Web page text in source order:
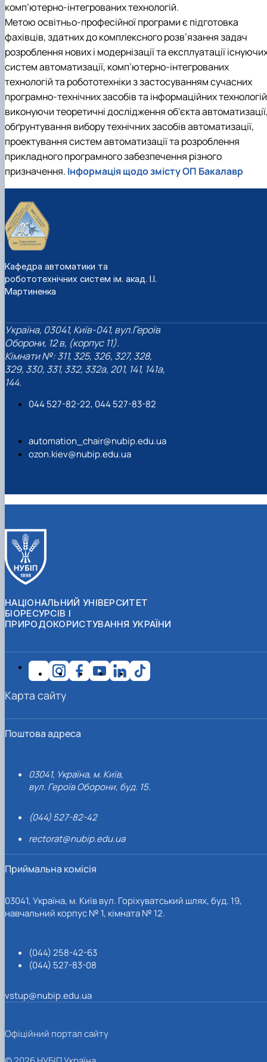
комп’ютерно-інтегрованих технологій.
Метою освітньо-професійної програми є підготовка
фахівців, здатних до комплексного розв’язання задач
розроблення нових і модернізації та експлуатації
систем автоматизації, комп’ютерно-інтегрованих
технологій та робототехніки з застосуванням сучасних
програмно-технічних засобів та інформаційних
виконуючи теоретичні дослідження об’єкта
обґрунтування вибору технічних засобів автоматизації,
проектування систем автоматизації та розроблення
прикладного програмного забезпечення різного
призначення. Інформація щодо змісту ОП Бакалавр
Кафедра автоматики та
робототехнічних систем ім. акад. І.І.
Мартиненка
Україна, 03041, Київ-041, вул.Героїв
Оборони, 12 в, (корпус 11).
Кімнати №: 311, 325, 326, 327, 328,
329, 330, 331, 332, 332а, 201, 141, 141а,
144.
044 527-82-22, 044 527-83-82
automation_chair@nubip.edu.ua
ozon.kiev@nubip.edu.ua
НАЦІОНАЛЬНИЙ УНІВЕРСИТЕТ
БІОРЕСУРСІВ І
ПРИРОДОКОРИСТУВАННЯ УКРАЇНИ
Поштова адреса
03041, Україна, м. Київ,
вул. Героїв Оборони, буд. 15.
(044) 527-82-42
rectorat@nubip.edu.ua
Приймальна комісія
03041, Україна, м. Київ вул. Горіхуватський шлях, буд. 19,
навчальний корпус № 1, кімната № 12.
(044) 258-42-63
(044) 527-83-08
vstup@nubip.edu.ua
Карта сайту
Офіційний портал сайту